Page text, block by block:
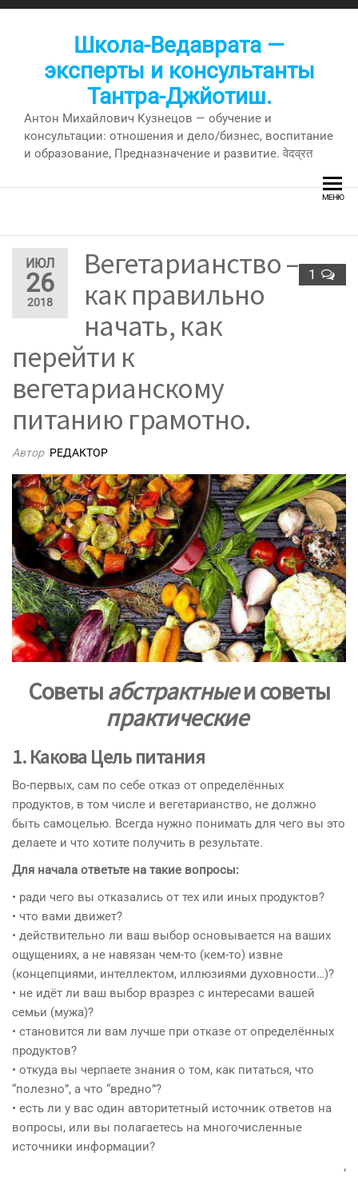
Перейти
Школа-Ведаврата —
эксперты и консультанты
Тантра-Джйотиш.
Антон Михайлович Кузнецов — обучение и
консультации: отношения и дело/бизнес, воспитание
и образование, Предназначение и развитие. वेदव्रत
МЕНЮ
ИЮЛ
26
2018
1
Вегетарианство –
как правильно
начать, как
перейти к
вегетарианскому
питанию грамотно.
Автор РЕДАКТОР
Советыабстрактныеи советы
практические
1. Какова Цель питания
Во-первых, сам по себе отказ от определённых
продуктов, в том числе и вегетарианство, не должно
быть самоцелью. Всегда нужно понимать для чего вы это
делаете и что хотите получить в результате.
Для начала ответьте на такие вопросы:
• ради чего вы отказались от тех или иных продуктов?
• что вами движет?
• действительно ли ваш выбор основывается на ваших
ощущениях, а не навязан чем-то (кем-то) извне
(концепциями, интеллектом, иллюзиями духовности…)?
• не идёт ли ваш выбор вразрез с интересами вашей
семьи (мужа)?
• становится ли вам лучше при отказе от определённых
продуктов?
• откуда вы черпаете знания о том, как питаться, что
“полезно”, а что “вредно”?
• есть ли у вас один авторитетный источник ответов на
вопросы, или вы полагаетесь на многочисленные
источники информации?
‘